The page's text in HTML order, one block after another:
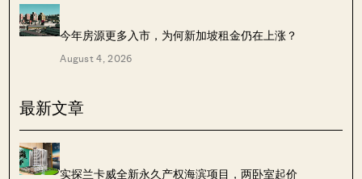
今年房源更多入市，为何新加坡租金仍在上涨？
August 4, 2026
最新文章
实探兰卡威全新永久产权海滨项目，两卧室起价